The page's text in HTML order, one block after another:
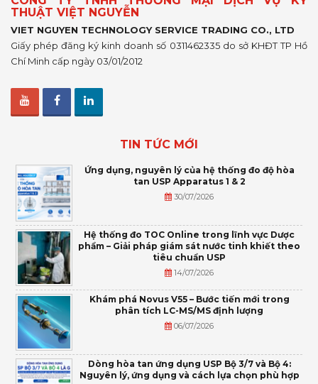
THUẬT VIỆT NGUYỄN
VIET NGUYEN TECHNOLOGY SERVICE TRADING CO., LTD
Giấy phép đăng ký kinh doanh số 0311462335 do sở KHĐT TP Hồ
Chí Minh cấp ngày 03/01/2012
TIN TỨC MỚI
Ứng dụng, nguyên lý của hệ thống đo độ hòa
tan USP Apparatus 1 & 2
30/07/2026
Hệ thống đo TOC Online trong lĩnh vực Dược
phẩm – Giải pháp giám sát nước tinh khiết theo
tiêu chuẩn USP
14/07/2026
Khám phá Novus V55 – Bước tiến mới trong
phân tích LC-MS/MS định lượng
06/07/2026
Dòng hòa tan ứng dụng USP Bộ 3/7 và Bộ 4:
Nguyên lý, ứng dụng và cách lựa chọn phù hợp